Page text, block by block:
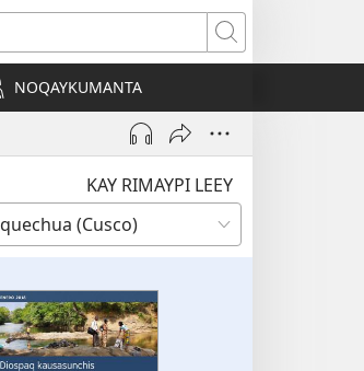
Buscar
NOQAYKUMANTA
KAY RIMAYPI LEEY